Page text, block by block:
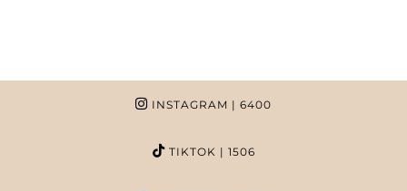
INSTAGRAM | 6400
TIKTOK | 1506